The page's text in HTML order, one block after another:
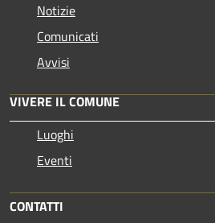
Notizie
Comunicati
Avvisi
VIVERE IL COMUNE
Luoghi
Eventi
CONTATTI